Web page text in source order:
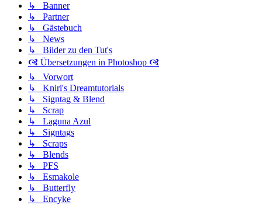
↳ Banner
↳ Partner
↳ Gästebuch
↳ News
↳ Bilder zu den Tut's
🙧 Übersetzungen in Photoshop 🙧
↳ Vorwort
↳ Kniri's Dreamtutorials
↳ Signtag & Blend
↳ Scrap
↳ Laguna Azul
↳ Signtags
↳ Scraps
↳ Blends
↳ PFS
↳ Esmakole
↳ Butterfly
↳ Encyke